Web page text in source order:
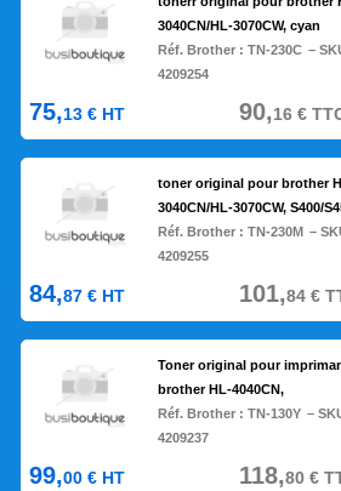
3040CN/HL-3070CW, cyan
Réf. Brother :TN-230C –
4209254
75,13 € HT 90,16€
toner original pour brother
3040CN/HL-3070CW, S400/
Réf. Brother :TN-230M –
4209255
84,87 € HT 101,84€
Toner original pour
brother HL-4040CN,
Réf. Brother :TN-130Y –
4209237
99,00 € HT 118,80€